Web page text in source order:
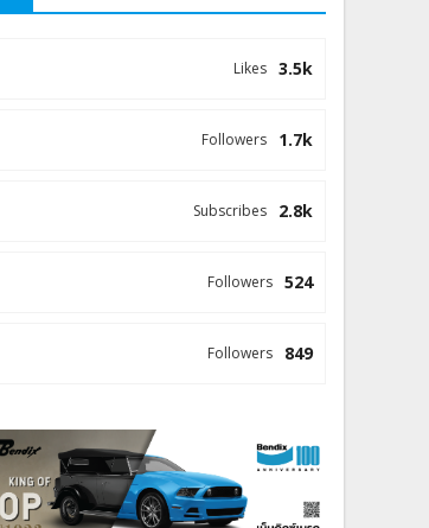
3.5k
Likes
1.7k
Followers
2.8k
Subscribes
524
Followers
849
Followers